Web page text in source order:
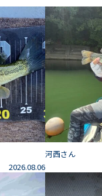
2026.08.06
河西さん